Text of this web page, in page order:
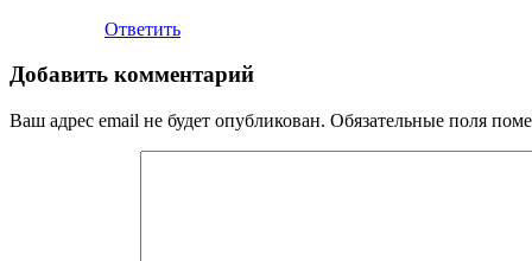
Ответить
Добавить комментарий
Ваш адрес email не будет опубликован. Обязательные поля